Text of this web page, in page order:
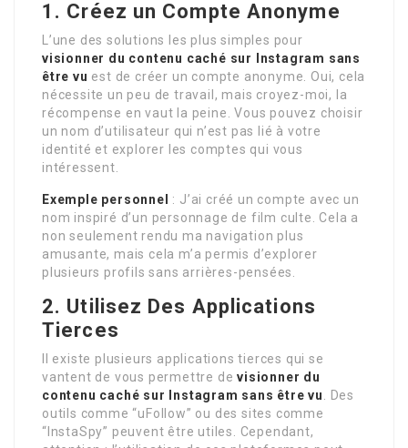
1. Créez un Compte Anonyme
L’une des solutions les plus simples pour
visionner du contenu caché sur Instagram sans
être vu est de créer un compte anonyme. Oui, cela
nécessite un peu de travail, mais croyez-moi, la
récompense en vaut la peine. Vous pouvez choisir
un nom d’utilisateur qui n’est pas lié à votre
identité et explorer les comptes qui vous
intéressent.
Exemple personnel
: J’ai créé un compte avec un
nom inspiré d’un personnage de film culte. Cela a
non seulement rendu ma navigation plus
amusante, mais cela m’a permis d’explorer
plusieurs profils sans arrières-pensées.
2. Utilisez Des Applications
Tierces
Il existe plusieurs applications tierces qui se
vantent de vous permettre devisionner du
contenu caché sur Instagram sans être vu
. Des
outils comme “uFollow” ou des sites comme
“InstaSpy” peuvent être utiles. Cependant,